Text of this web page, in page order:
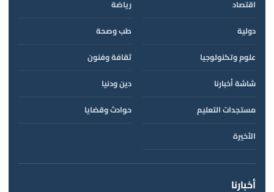
اقتصاد
رياضة
دولية
طب وصحة
علوم وتكنولوجيا
ثقافة وفنون
شاشة أخبارنا
دين ودنيا
مستجدات التعليم
حوادث وقضايا
الأخيرة
أخبارنا